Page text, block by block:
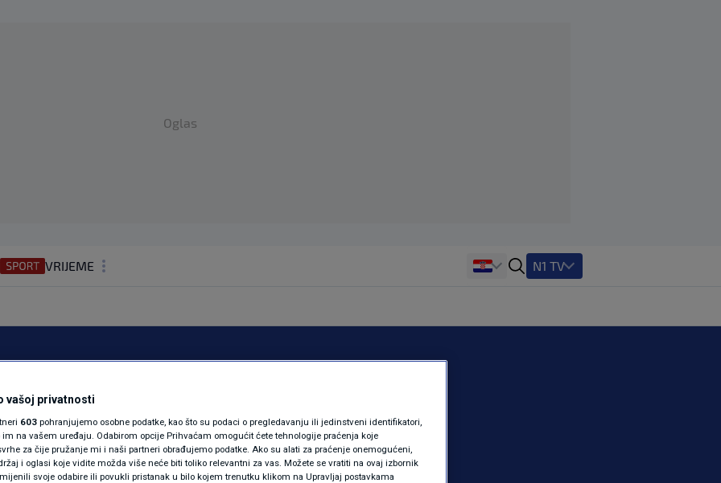
Oglas
VRIJEME
REGIJA
MAGAZIN
KOLUMNE
N1(DIS)INFO
N1 TV
plaća u Hrvatskoj
4 komentara
vašoj privatnosti
603 pohranjujemo osobne podatke, kao što su podaci o pregledavanju ili jedinstveni identifikatori,
na vašem uređaju. Odabirom opcije Prihvaćam omogućit ćete tehnologije praćenja koje
za čije pružanje mi i naši partneri obrađujemo podatke. Ako su alati za praćenje onemogućeni,
i oglasi koje vidite možda više neće biti toliko relevantni za vas. Možete se vratiti na ovaj izbornik
svoje odabire ili povukli pristanak u bilo kojem trenutku klikom na Upravljaj postavkama